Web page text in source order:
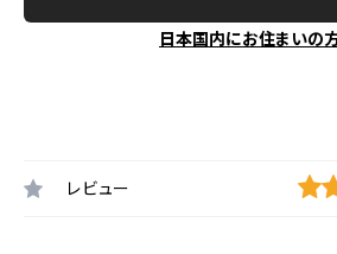
日本国内にお住まいの
レビュー